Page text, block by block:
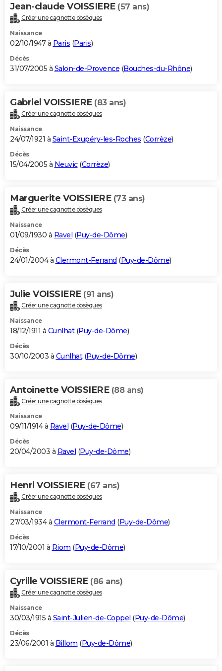
Jean-claude VOISSIERE (57 ans)
Créer une cagnotte obsèques
Naissance
02/10/1947 à Paris (Paris)
Décès
31/07/2005 à Salon-de-Provence (Bouches-du-Rhône)
Gabriel VOISSIERE (83 ans)
Créer une cagnotte obsèques
Naissance
24/07/1921 à Saint-Exupéry-les-Roches (Corrèze)
Décès
15/04/2005 à Neuvic(Corrèze)
Marguerite VOISSIERE (73 ans)
Créer une cagnotte obsèques
Naissance
01/09/1930 à Ravel (Puy-de-Dôme)
Décès
24/01/2004 à Clermont-Ferrand (Puy-de-Dôme)
Julie VOISSIERE (91 ans)
Créer une cagnotte obsèques
Naissance
18/12/1911 à Cunlhat(Puy-de-Dôme)
Décès
30/10/2003 à Cunlhat(Puy-de-Dôme)
Antoinette VOISSIERE (88 ans)
Créer une cagnotte obsèques
Naissance
09/11/1914 à Ravel (Puy-de-Dôme)
Décès
20/04/2003 à Ravel (Puy-de-Dôme)
Henri VOISSIERE (67 ans)
Créer une cagnotte obsèques
Naissance
27/03/1934 à Clermont-Ferrand (Puy-de-Dôme)
Décès
17/10/2001 à Riom (Puy-de-Dôme)
Cyrille VOISSIERE (86 ans)
Créer une cagnotte obsèques
Naissance
30/03/1915 à Saint-Julien-de-Coppel (Puy-de-Dôme)
Décès
23/06/2001 à Billom (Puy-de-Dôme)